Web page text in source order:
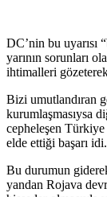
DC’nin bu uyarısı
yarının sorunları
ihtimalleri
Bizi umutlandıran
kurumlaşmasıysa
cepheleşen
elde ettiği başarı idi.
Bu durumun
yandan Rojava